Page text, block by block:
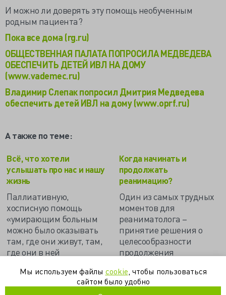
И можно ли доверять эту помощь необученным
родным пациента?
Пока все дома (rg.ru)
ОБЩЕСТВЕННАЯ ПАЛАТА ПОПРОСИЛА МЕДВЕДЕВА
ОБЕСПЕЧИТЬ ДЕТЕЙ ИВЛ НА ДОМУ
(www.vademec.ru)
Владимир Слепак попросил Дмитрия Медведева
обеспечить детей ИВЛ на дому (www.oprf.ru)
А также по теме:
Всё, что хотели
услышать про нас и нашу
жизнь
Паллиативную,
хосписную помощь
«умирающим больным
можно было оказывать
там, где они живут, там,
где они в ней
они должны быть по
паспорту»…
Когда начинать и
продолжать
реанимацию?
Один из самых трудных
моментов для
реаниматолога –
принятие решения о
целесообразности
продолжения
необходимости её
прекращения. Эта
Мы используем файлы cookie , чтобы пользоваться
сайтом было удобно